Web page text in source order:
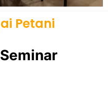
Petani